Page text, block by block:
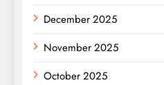
December 2025
November 2025
October 2025